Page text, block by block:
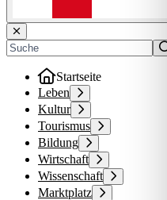
Startseite
Leben
Kultur
Tourismus
Bildung
Wirtschaft
Wissenschaft
Marktplatz